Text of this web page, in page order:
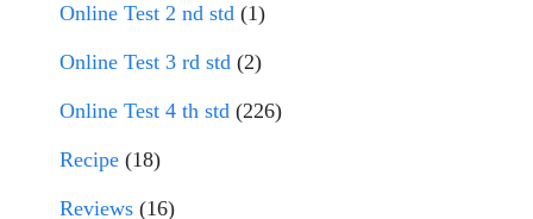
Online Test 2 nd std (1)
Online Test 3 rd std (2)
Online Test 4 th std (226)
Recipe (18)
Reviews (16)